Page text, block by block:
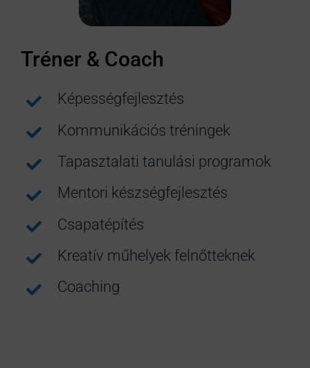
Tréner & Coach
Képességfejlesztés
Kommunikációs tréningek
Tapasztalati tanulási programok
Mentori készségfejlesztés
Csapatépítés
Kreatív műhelyek felnőtteknek
Coaching